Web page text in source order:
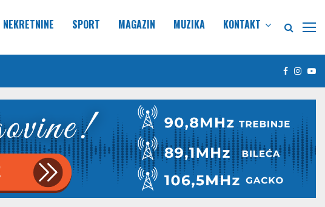
NEKRETNINE SPORT MAGAZIN MUZIKA KONTAKT
Facebook